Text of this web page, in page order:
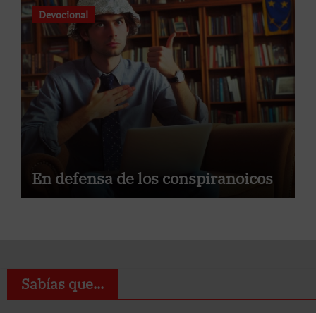
Devocional
En defensa de los conspiranoicos
Sabías que...